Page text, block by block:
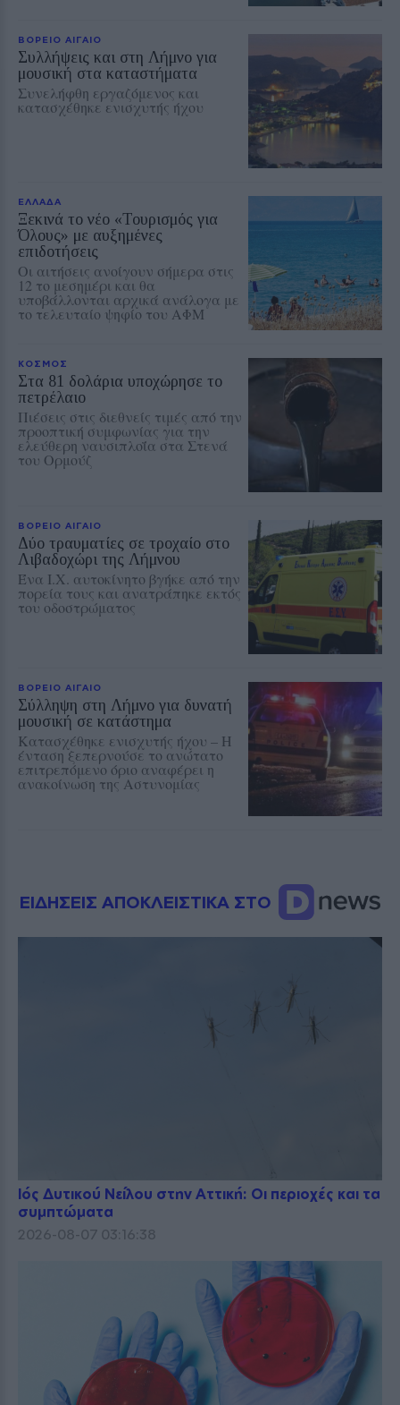
ΒΟΡΕΙΟ ΑΙΓΑΙΟ
Συλλήψεις και στη Λήμνο για
μουσική στα καταστήματα
Συνελήφθη εργαζόμενος και
κατασχέθηκε ενισχυτής ήχου
ΕΛΛΑΔΑ
Ξεκινά το νέο «Τουρισμός για
Όλους» με αυξημένες
επιδοτήσεις
Οι αιτήσεις ανοίγουν σήμερα στις
12 το μεσημέρι και θα
υποβάλλονται αρχικά ανάλογα με
το τελευταίο ψηφίο του ΑΦΜ
ΚΟΣΜΟΣ
Στα 81 δολάρια υποχώρησε το
πετρέλαιο
Πιέσεις στις διεθνείς τιμές από την
προοπτική συμφωνίας για την
ελεύθερη ναυσιπλοΐα στα Στενά
του Ορμούζ
ΒΟΡΕΙΟ ΑΙΓΑΙΟ
Δύο τραυματίες σε τροχαίο στο
Λιβαδοχώρι της Λήμνου
Ένα Ι.Χ. αυτοκίνητο βγήκε από την
πορεία τους και ανατράπηκε εκτός
του οδοστρώματος
ΒΟΡΕΙΟ ΑΙΓΑΙΟ
Σύλληψη στη Λήμνο για δυνατή
μουσική σε κατάστημα
Κατασχέθηκε ενισχυτής ήχου – Η
ένταση ξεπερνούσε το ανώτατο
επιτρεπόμενο όριο αναφέρει η
ανακοίνωση της Αστυνομίας
ΕΙΔΗΣΕΙΣ ΑΠΟΚΛΕΙΣΤΙΚΑ ΣΤΟ
Ιός Δυτικού Νείλου στην Αττική: Οι περιοχές και τα
συμπτώματα
2026-08-07 03:16:38